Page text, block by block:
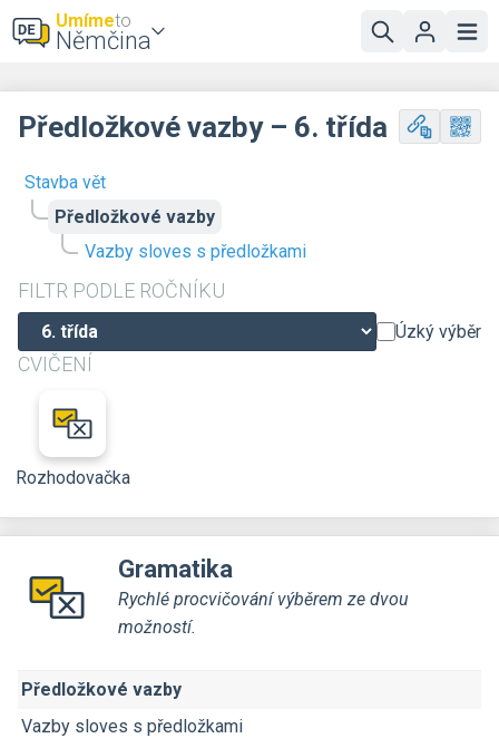
Umímeto
Němčina
Stavba vět
Předložkové vazby
Vazby sloves s předložkami
FILTR PODLE ROČNÍKU
Úzký výběr
CVIČENÍ
Rozhodovačka
Předložkové vazby – 6. třída
Gramatika
Rychlé procvičování výběrem ze dvou
možností.
Předložkové vazby
Vazby sloves s předložkami